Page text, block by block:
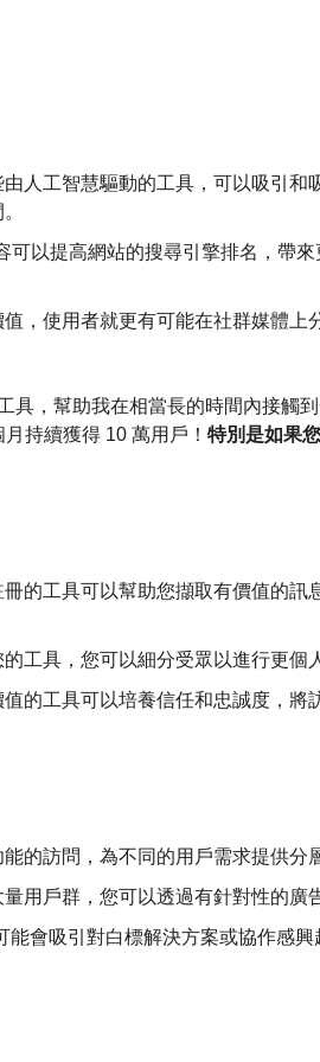
人工智慧驅動的工具，可以吸引和
可以提高網站的搜尋引擎排名，帶
，使用者就更有可能在社群媒體上
具，幫助我在相當長的時間內接觸
持續獲得 10 萬用戶！ 特別是如果
的工具可以幫助您擷取有價值的訊
工具，您可以細分受眾以進行更個
的工具可以培養信任和忠誠度，將
的訪問，為不同的用戶需求提供分
用戶群，您可以透過有針對性的廣
能會吸引對白標解決方案或協作感興